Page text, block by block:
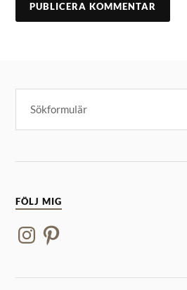
FÖLJ MIG